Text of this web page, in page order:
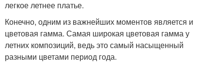
легкое летнее платье.
Конечно, одним из важнейших моментов является и
цветовая гамма. Самая широкая цветовая гамма у
летних композиций, ведь это самый насыщенный
разными цветами период года.